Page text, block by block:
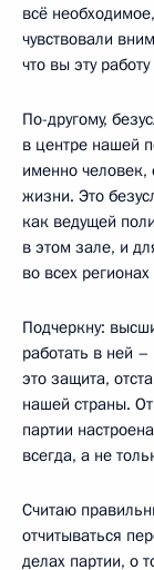
всё
чувствовали
что вы эту
По-другому,
в центре нашей
именно человек,
жизни. Это
как ведущей
в этом зале, и
во всех
Подчеркну:
работать в ней
это защита,
нашей страны.
партии
всегда, а не
Считаю
отчитываться
делах партии, о